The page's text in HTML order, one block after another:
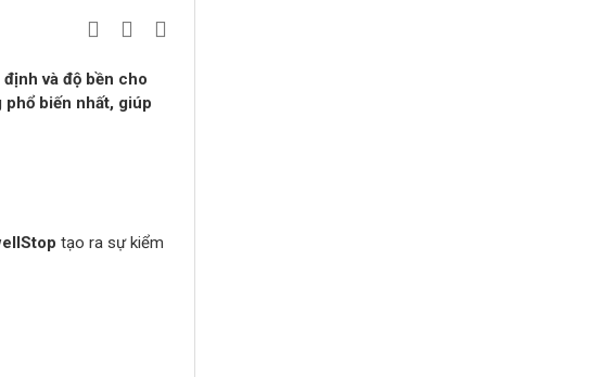
và độ bền cho
biến nhất, giúp
tạo ra sự kiểm